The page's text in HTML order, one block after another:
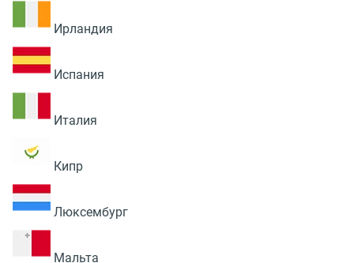
Ирландия
Испания
Италия
Кипр
Люксембург
Мальта